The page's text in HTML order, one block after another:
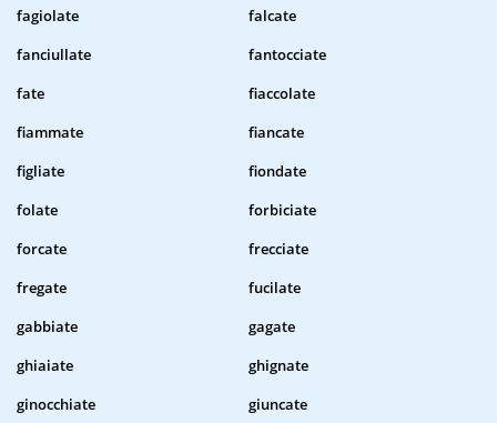
fagiolate
falcate
fanciullate
fantocciate
fate
fiaccolate
fiammate
fiancate
figliate
fiondate
folate
forbiciate
forcate
frecciate
fregate
fucilate
gabbiate
gagate
ghiaiate
ghignate
ginocchiate
giuncate